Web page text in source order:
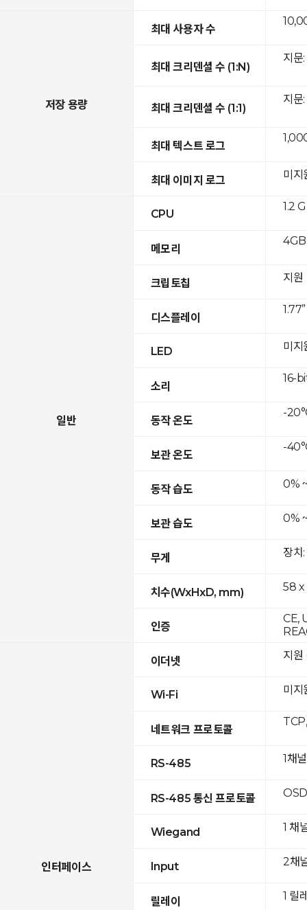
저장 용량
최대 사용자 수
최대 크리덴셜 수 (1:N)
최대 크리덴셜 수 (1:1)
최대 텍스트 로그
최대 이미지 로그
일반
CPU
메모리
크립토칩
디스플레이
LED
소리
동작 온도
보관 온도
동작 습도
보관 습도
무게
치수(WxHxD, mm)
인증
인터페이스
이더넷
Wi-Fi
네트워크 프로토콜
RS-485
RS-485 통신 프로토콜
Wiegand
Input
릴레이
지문
지
미지
1.2
지원
미지
16-
-
-
0%
0%
장치
58 x
CE,
지
미지
1채
1 채
2채
1 릴